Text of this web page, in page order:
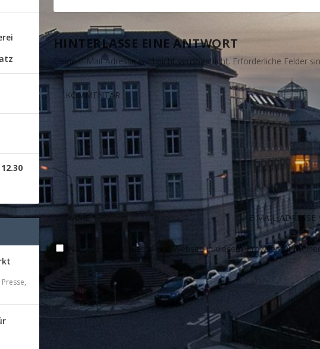
HINTERLASSE EINE ANTWORT
Deine E-Mail-Adresse wird nicht veröffentlicht. Erforderliche Felder
Name, E-Mail-Adresse und Website in diesem Browser für
Presse,